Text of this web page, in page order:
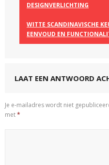
DESIGNVERLICHTING
WITTE SCANDINAVISCHE
EENVOUD EN
LAAT EEN ANTWOORD
Je e-mailadres wordt niet
met*